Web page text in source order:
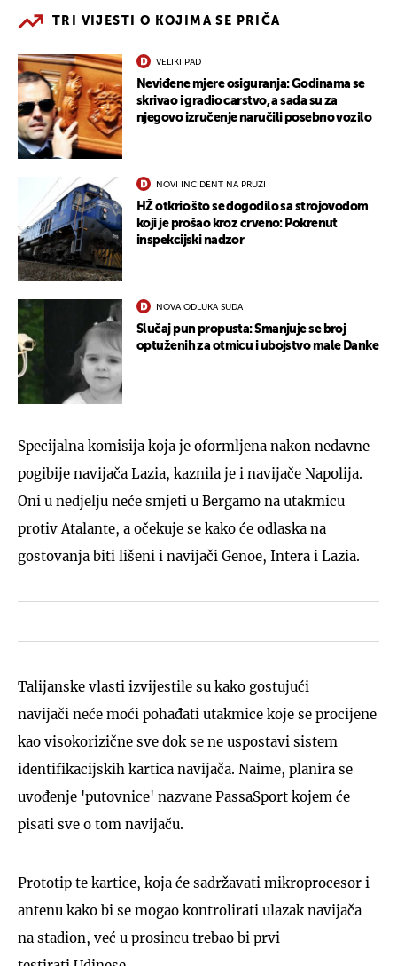
TRI VIJESTI O KOJIMA SE PRIČA
VELIKI PAD
Neviđene mjere osiguranja: Godinama se
skrivao i gradio carstvo, a sada su za
njegovo izručenje naručili posebno vozilo
NOVI INCIDENT NA PRUZI
HŽ otkrio što se dogodilo sa strojovođom
koji je prošao kroz crveno: Pokrenut
inspekcijski nadzor
NOVA ODLUKA SUDA
Slučaj pun propusta: Smanjuje se broj
optuženih za otmicu i ubojstvo male Danke
Specijalna komisija koja je oformljena nakon nedavne
pogibije navijača Lazia, kaznila je i navijače Napolija.
Oni u nedjelju neće smjeti u Bergamo na utakmicu
protiv Atalante, a očekuje se kako će odlaska na
gostovanja biti lišeni i navijači Genoe, Intera i Lazia.
Talijanske vlasti izvijestile su kako gostujući
navijači neće moći pohađati utakmice koje se procijene
kao visokorizične sve dok se ne uspostavi sistem
identifikacijskih kartica navijača. Naime, planira se
uvođenje 'putovnice' nazvane PassaSport kojem će
pisati sve o tom navijaču.
Prototip te kartice, koja će sadržavati mikroprocesor i
antenu kako bi se mogao kontrolirati ulazak navijača
na stadion, već u prosincu trebao bi prvi